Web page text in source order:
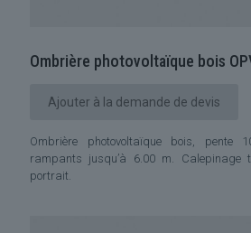
Ombrière photovoltaïque bois
Ajouter à la demande de devis
Ombrière photovoltaïque bois, pente
rampants jusqu’à 6.00 m.
portrait.